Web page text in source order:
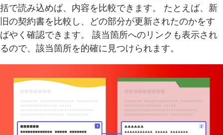
括で読み込めば、内容を比較できます。 たとえば、新
旧の契約書を比較し、どの部分が更新されたのかをす
ばやく確認できます。 該当箇所へのリンクも表示され
るので、該当箇所を的確に見つけられます。